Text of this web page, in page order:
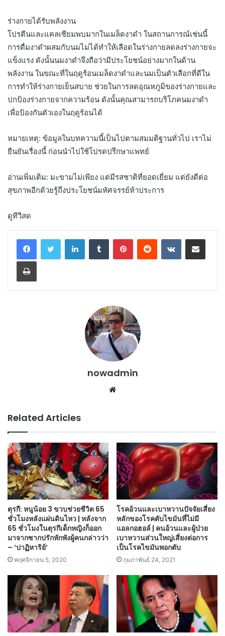
ร่างกายได้รับพลังงาน
โปรตีนและแคลเซียมพบมากในเมล็ดงาดำ ในสถานการณ์เช่นนี้
การดื่มงาดำผสมกับนมไม่ได้ทำให้เลือดในร่างกายลดลงร่างกายจะ
แข็งแรง ดังนั้นนมงาดำจึงถือว่ามีประโยชน์อย่างมากในด้าน
พลังงาน ในขณะที่ในฤดูร้อนเมล็ดงาดำและนมเป็นตัวเลือกที่ดีใน
การทำให้ร่างกายเย็นสบาย ช่วยในการลดอุณหภูมิของร่างกายและ
ปกป้องร่างกายจากความร้อน ดังนั้นคุณสามารถบริโภคนมงาดำ
เพื่อป้องกันตัวเองในฤดูร้อนได้
หมายเหตุ: ข้อมูลในบทความนี้เป็นไปตามสมมติฐานทั่วไป เราไม่
ยืนยันเรื่องนี้ ก่อนนำไปใช้โปรดปรึกษาแพทย์
อ่านเพิ่มเติม: มะขามไม่เพียง แต่มีรสชาติที่ยอดเยี่ยม แต่ยังดีต่อ
สุขภาพอีกด้วยรู้ถึงประโยชน์มหัศจรรย์ห้าประการ
ดูทีวีสด
LinkedInTumblr PinterestReddit VKontakteShare via Email
Print
nowadmin
Website
Related Articles
ตุรกี: หนูน้อย 3 ขวบช่วยชีวิต 65
ชั่วโมงหลังแผ่นดินไหว | หลังจาก
65 ชั่วโมงในตุรกีเด็กหญิงก็ออก
มาจากซากปรักหักพังผู้คนกล่าวว่า
– ‘ปาฏิหาริย์’
พฤศจิกายน 5, 2020
โรคอ้วนและเบาหวานปัจจัยเสี่ยง
หลักของโรคตับไขมันที่ไม่มี
แอลกอฮอล์ | คนอ้วนและผู้ป่วย
เบาหวานส่วนใหญ่เสี่ยงต่อการ
เป็นโรคไขมันพอกตับ
กุมภาพันธ์ 24, 2021